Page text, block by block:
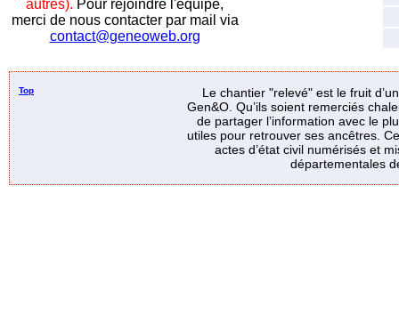
autres). Pour rejoindre l'équipe,
merci de nous contacter par mail via
contact@geneoweb.org
Top
Le chantier "relevé" est le fruit
Gen&O. Qu’ils soient remerciés
de partager l’information avec le
utiles pour retrouver ses ancêtres.
actes d’état civil numérisés et
départementales